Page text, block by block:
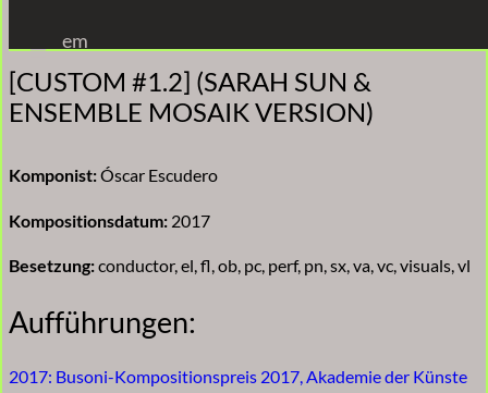
Inhalt
springen
em
[CUSTOM #1.2] (SARAH SUN &
ENSEMBLE MOSAIK VERSION)
Komponist:Óscar Escudero
Kompositionsdatum: 2017
Besetzung:conductor, el, fl, ob, pc, perf, pn, sx, va, vc, visuals, vl
Aufführungen:
2017: Busoni-Kompositionspreis 2017, Akademie der Künste